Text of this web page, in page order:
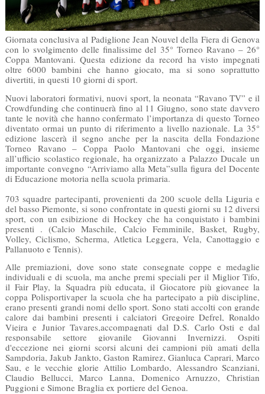
Giornata conclusiva al Padiglione Jean Nouvel della Fiera di Genova
con lo svolgimento delle finalissime del 35° Torneo Ravano – 26°
Coppa Mantovani. Questa edizione da record ha visto impegnati
oltre 6000 bambini che hanno giocato, ma si sono soprattutto
divertiti, in questi 10 giorni di sport.
Nuovi laboratori formativi, nuovi sport, la neonata “Ravano TV” e il
Crowdfunding che continuerà fino al 11 Giugno, sono state davvero
tante le novità che hanno confermato l’importanza di questo Torneo
diventato ormai un punto di riferimento a livello nazionale. La 35°
edizione lascerà il segno anche per la nascita della Fondazione
Torneo Ravano – Coppa Paolo Mantovani che oggi, insieme
all’ufficio scolastico regionale, ha organizzato a Palazzo Ducale un
importante convegno “Arriviamo alla Meta”sulla figura del Docente
di Educazione motoria nella scuola primaria.
703 squadre partecipanti, provenienti da 200 scuole della Liguria e
del basso Piemonte, si sono confrontate in questi giorni su 12 diversi
sport, con un esibizione di Hockey che ha conquistato i bambini
presenti . (Calcio Maschile, Calcio Femminile, Basket, Rugby,
Volley, Ciclismo, Scherma, Atletica Leggera, Vela, Canottaggio e
Pallanuoto e Tennis).
Alle premiazioni, dove sono state consegnate coppe e medaglie
individuali e di scuola, ma anche premi speciali per il Miglior Tifo,
il Fair Play, la Squadra più educata, il Giocatore più giovanee la
coppa Polisportivaper la scuola che ha partecipato a più discipline,
erano presenti grandi nomi dello sport. Sono stati accolti con grande
calore dai bambini presenti i calciatori Gregoire Defrel, Ronaldo
Vieira e Junior Tavares,accompagnati dal D.S. Carlo Osti e dal
responsabile settore giovanile Giovanni Invernizzi. Ospiti
d'eccezione nei giorni scorsi alcuni dei campioni più amati della
Sampdoria, Jakub Jankto, Gaston Ramirez, Gianluca Caprari, Marco
Sau, e le vecchie glorie Attilio Lombardo, Alessandro Scanziani,
Claudio Bellucci, Marco Lanna, Domenico Arnuzzo, Christian
Puggioni e Simone Braglia ex portiere del Genoa.